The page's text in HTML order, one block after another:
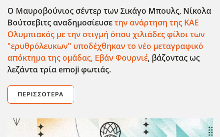
Ο Μαυροβούνιος σέντερ των Σικάγο Μπουλς, Νίκολα
Βούτσεβιτς αναδημοσίευσετην ανάρτηση της ΚΑΕ
Ολυμπιακός με την στιγμή όπου χιλιάδες φίλοι των
"ερυθρόλευκων" υποδέχθηκαν το νέο μεταγραφικό
απόκτημα της ομάδας, Εβάν Φουρνιέ, βάζοντας ως
λεζάντα τρία emoji φωτιάς.
ΠΕΡΙΣΣΌΤΕΡΑ